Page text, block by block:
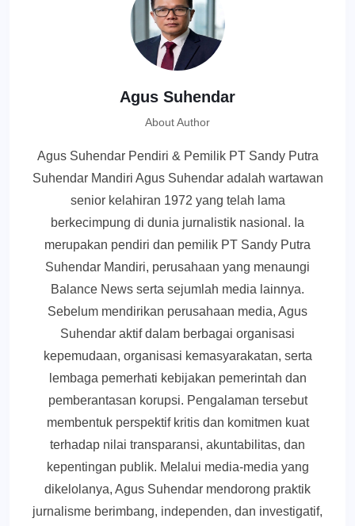
Agus Suhendar
About Author
Agus Suhendar Pendiri & Pemilik PT Sandy Putra
Suhendar Mandiri Agus Suhendar adalah wartawan
senior kelahiran 1972 yang telah lama
berkecimpung di dunia jurnalistik nasional. Ia
merupakan pendiri dan pemilik PT Sandy Putra
Suhendar Mandiri, perusahaan yang menaungi
Balance News serta sejumlah media lainnya.
Sebelum mendirikan perusahaan media, Agus
Suhendar aktif dalam berbagai organisasi
kepemudaan, organisasi kemasyarakatan, serta
lembaga pemerhati kebijakan pemerintah dan
pemberantasan korupsi. Pengalaman tersebut
membentuk perspektif kritis dan komitmen kuat
terhadap nilai transparansi, akuntabilitas, dan
kepentingan publik. Melalui media-media yang
dikelolanya, Agus Suhendar mendorong praktik
jurnalisme berimbang, independen, dan investigatif,